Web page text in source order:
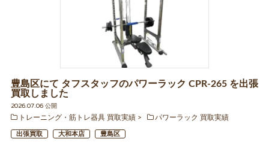
豊島区にて タフスタッフのパワーラック CPR-265 を出張
買取しました
2026.07.06 公開
トレーニング・筋トレ器具 買取実績
パワーラック 買取実績
出張買取 大和本店 豊島区